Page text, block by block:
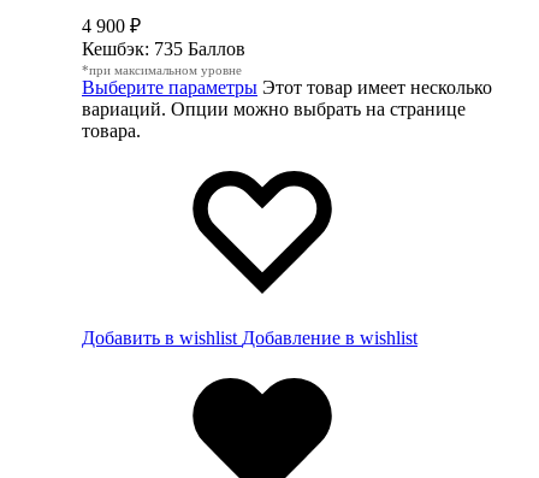
4 900 ₽
Кешбэк: 735 Баллов
*при максимальном уровне
Выберите параметры Этот товар имеет несколько
вариаций. Опции можно выбрать на странице
товара.
Добавить в wishlist Добавление в wishlist